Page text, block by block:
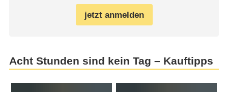
jetzt anmelden
Acht Stunden sind kein Tag – Kauftipps